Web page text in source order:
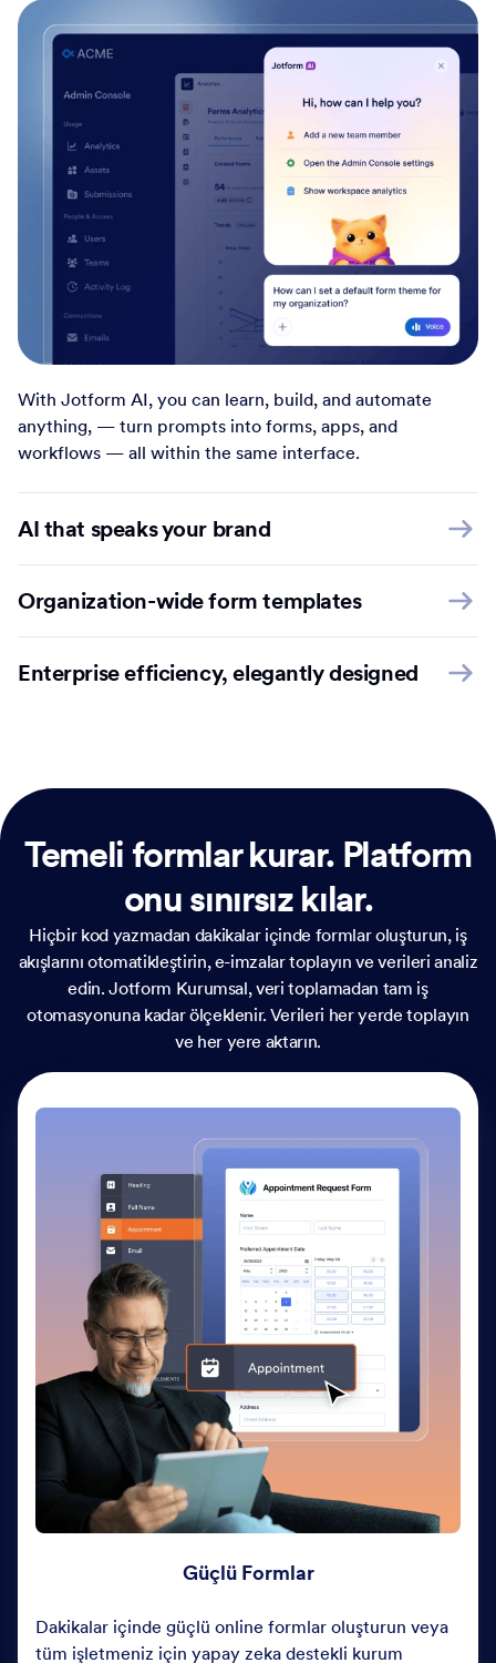
With Jotform AI, you can learn, build, and automate
anything, — turn prompts into forms, apps, and
workflows — all within the same interface.
AI that speaks your brand
Organization-wide form templates
Enterprise efficiency, elegantly designed
Temeli formlar kurar. Platform
onu sınırsız kılar.
Hiçbir kod yazmadan dakikalar içinde formlar oluşturun, iş
akışlarını otomatikleştirin, e-imzalar toplayın ve verileri analiz
edin. Jotform Kurumsal, veri toplamadan tam iş
otomasyonuna kadar ölçeklenir. Verileri her yerde toplayın
ve her yere aktarın.
Güçlü Formlar
Dakikalar içinde güçlü online formlar oluşturun veya
tüm işletmeniz için yapay zeka destekli kurum